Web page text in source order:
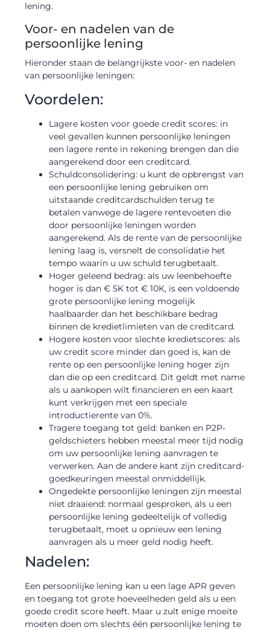
lening.
Voor- en nadelen van de
persoonlijke lening
Hieronder staan ​​de belangrijkste voor- en nadelen
van persoonlijke leningen:
Voordelen:
Lagere kosten voor goede credit scores: in
veel gevallen kunnen persoonlijke leningen
een lagere rente in rekening brengen dan die
aangerekend door een creditcard.
Schuldconsolidering: u kunt de opbrengst van
een persoonlijke lening gebruiken om
uitstaande creditcardschulden terug te
betalen vanwege de lagere rentevoeten die
door persoonlijke leningen worden
aangerekend. Als de rente van de persoonlijke
lening laag is, versnelt de consolidatie het
tempo waarin u uw schuld terugbetaalt.
Hoger geleend bedrag: als uw leenbehoefte
hoger is dan € 5K tot € 10K, is een voldoende
grote persoonlijke lening mogelijk
haalbaarder dan het beschikbare bedrag
binnen de kredietlimieten van de creditcard.
Hogere kosten voor slechte kredietscores: als
uw credit score minder dan goed is, kan de
rente op een persoonlijke lening hoger zijn
dan die op een creditcard. Dit geldt met name
als u aankopen wilt financieren en een kaart
kunt verkrijgen met een speciale
introductierente van 0%.
Tragere toegang tot geld: banken en P2P-
geldschieters hebben meestal meer tijd nodig
om uw persoonlijke lening aanvragen te
verwerken. Aan de andere kant zijn creditcard-
goedkeuringen meestal onmiddellijk.
Ongedekte persoonlijke leningen zijn meestal
niet draaiend: normaal gesproken, als u een
persoonlijke lening gedeeltelijk of volledig
terugbetaalt, moet u opnieuw een lening
aanvragen als u meer geld nodig heeft.
Nadelen:
Een persoonlijke lening kan u een lage APR geven
en toegang tot grote hoeveelheden geld als u een
goede credit score heeft. Maar u zult enige moeite
moeten doen om slechts één persoonlijke lening te